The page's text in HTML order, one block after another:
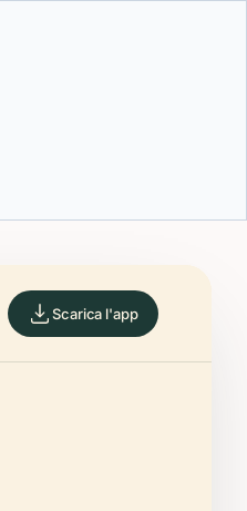
Scarica l'app